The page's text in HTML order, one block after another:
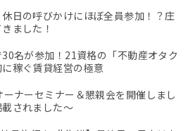
休日の呼びかけにほぼ全員参加！？庄
ました！
30名が参加！21資格の「不動産オタク
稼ぐ賃貸経営の極意
ーナーセミナー＆懇親会を開催しまし
されました〜